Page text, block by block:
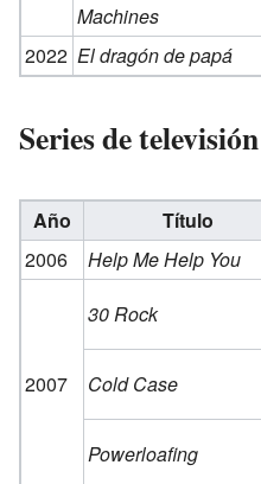
Machines
2022 El dragón de papá
Series de
Año Título
2006
Help Me Help You
2007
30 Rock
Cold Case
Powerloafing